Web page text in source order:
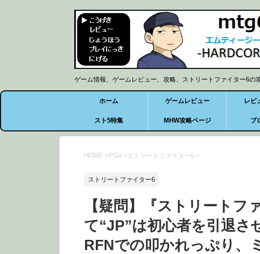
ゲーム情報、ゲームレビュー、攻略、ストリートファイター6の
ホーム ゲームレビュー レビ
スト5特集 MHW攻略ページ ブ
HOME > PS4 > ストリートファイター6 >
ストリートファイター6
【疑問】『ストリートフ
て“JP”は初心者を引退さ
RFNでの叩かれっぷり、